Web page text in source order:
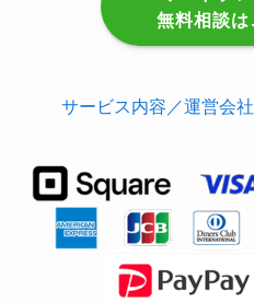
無料相談は
サービス内容／運営会